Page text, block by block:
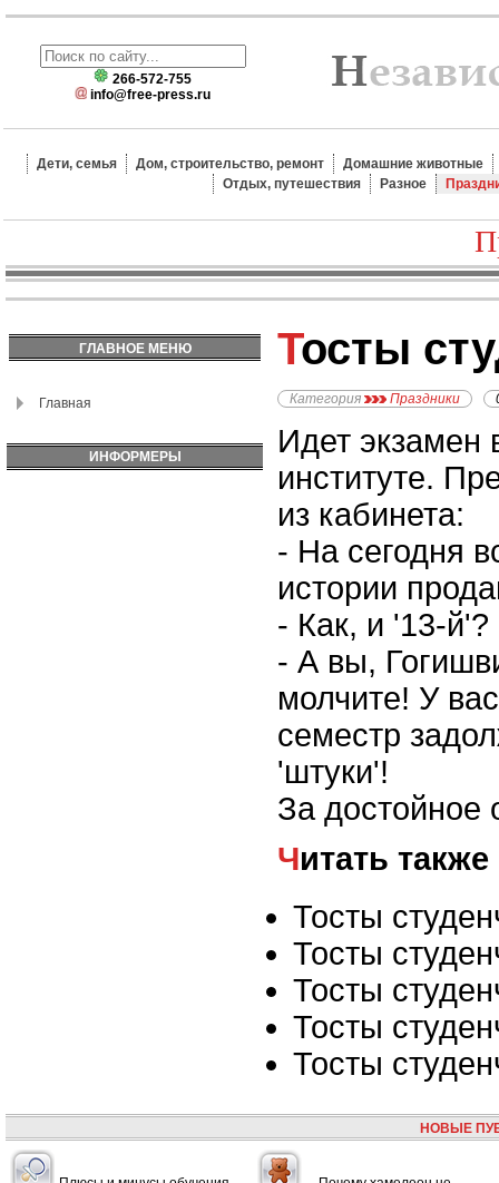
266-572-755
info@free-press.ru
Дети, семья Дом, строительство, ремонт
Домашние животные
Отдых, путешествия
Разное
ГЛАВНОЕ МЕНЮ
Главная
ИНФОРМЕРЫ
Тосты
Категория Праздники
Идет экзамен
институте.
из кабинета:
- На сегодня
истории
- Как, и '13-й'?
- А вы,
молчите! У
семестр
'штуки'!
За достойное
Читать также
Тосты
Тосты
Тосты
Тосты
Тосты
НОВЫЕ